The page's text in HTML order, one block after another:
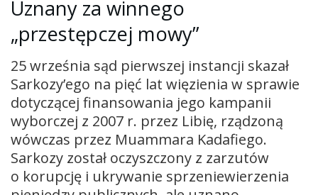
Uznany za winnego
„przestępczej mowy”
25 września sąd pierwszej instancji skazał
Sarkozy’ego na pięć lat więzienia w sprawie
dotyczącej finansowania jego kampanii
wyborczej z 2007 r. przez Libię, rządzoną
wówczas przez Muammara Kadafiego.
Sarkozy został oczyszczony z zarzutów
o korupcję i ukrywanie sprzeniewierzenia